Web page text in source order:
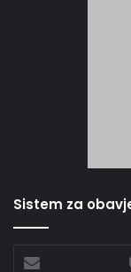
Sistem za